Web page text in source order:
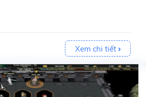
Xem chi tiết